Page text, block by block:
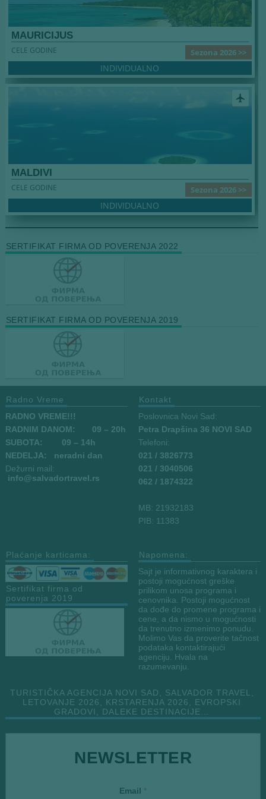
MAURICIJUS
Sezona 2026 >>
CELE GODINE
INDIVIDUALNO
airplanemode_active
MALDIVI
Sezona 2026 >>
CELE GODINE
INDIVIDUALNO
SERTIFIKAT FIRMA OD POVERENJA 2022
SERTIFIKAT FIRMA OD POVERENJA 2019
Radno Vreme
RADNO VREME!!!
RADNIM DANOM:
09 – 20h
SUBOTA: 09 – 14h
NEDELJA: neradni dan
Dežurni mail:
info@salvadortravel.rs
Kontakt
Poslovnica Novi Sad:
Petra Drapšina 36 NOVI SAD
Telefoni:
021 / 3826773
021 / 3040506
062 / 1874322
MB: 21932183
PIB: 11383
Plaćanje karticama:
Sertifikat firma od
poverenja 2019
Napomena:
Sajt je informativnog karaktera i
postoji mogućnost greške
prilikom unosa programa i
cenovnika. Postoji mogućnost
da dođe do promene programa i
cene, a da nismo u mogućnosti
da trenutno izmenimo ponudu.
Molimo Vas da proverite tačnost
podataka kontaktirajući
agenciju. Hvala na
razumevanju.
TURISTIČKA AGENCIJA NOVI SAD, SALVADOR TRAVEL,
LETOVANJE 2026, KRSTARENJA 2026, EVROPSKI
GRADOVI, DALEKE DESTINACIJE…
NEWSLETTER
m
Email *